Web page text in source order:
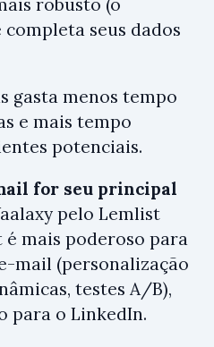
robusto (o
seus dados
gasta menos tempo
e mais tempo
potenciais.
for seu principal
pelo Lemlist
é mais poderoso para
mail (personalização
testes A/B),
para o LinkedIn.